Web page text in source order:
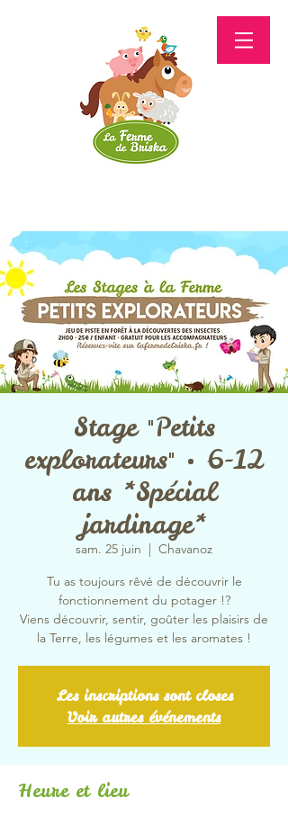
Stage "Petits
explorateurs" • 6-12
ans *Spécial
jardinage*
sam. 25 juin
  |
Chavanoz
Tu as toujours rêvé de découvrir le
fonctionnement du potager !?
Viens découvrir, sentir, goûter les plaisirs de
la Terre, les légumes et les aromates !
Les inscriptions sont closes
Voir autres événements
Heure et lieu